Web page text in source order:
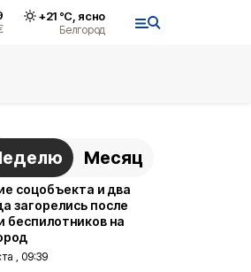
+21°С, ясно
Белгород
Месяц
соцобъекта и два
загорелись после
беспилотников на
, 09:39